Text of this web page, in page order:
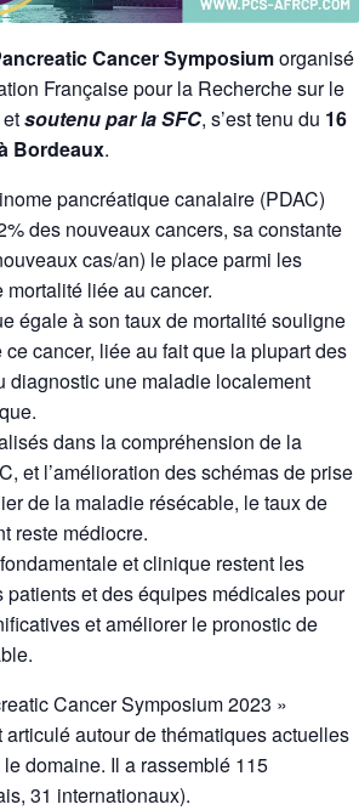
Cancer Symposiumorganisé
Française pour la Recherche sur le
soutenu par la SFC, s’est tenu du 16
Bordeaux.
pancréatique canalaire (PDAC)
des nouveaux cancers, sa constante
cas/an) le place parmi les
liée au cancer.
égale à son taux de mortalité souligne
cancer, liée au fait que la plupart des
diagnostic une maladie localement
dans la compréhension de la
et l’amélioration des schémas de prise
de la maladie résécable, le taux de
reste médiocre.
et clinique restent les
et des équipes médicales pour
et améliorer le pronostic de
Cancer Symposium 2023 »
articulé autour de thématiques actuelles
domaine. Il a rassemblé 115
31 internationaux).